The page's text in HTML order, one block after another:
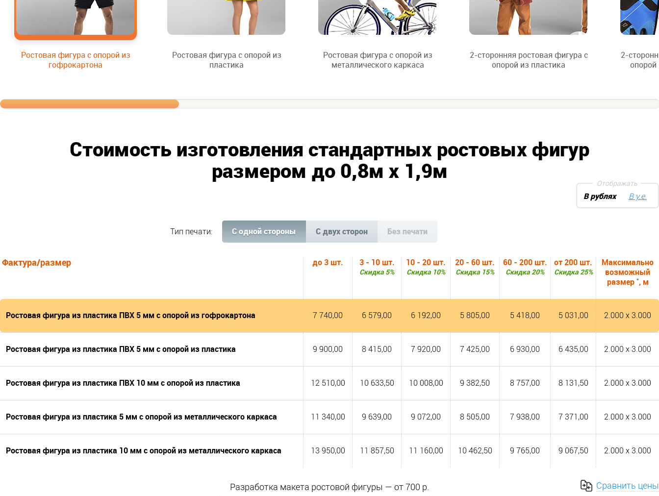
Ростовая фигура с опорой из
гофрокартона
Ростовая фигура с опорой из
пластика
Ростовая фигура с опорой из
металлического каркаса
2-сторонняя ростовая фигура с
опорой из пластика
2-
опорой
Стоимость изготовления стандартных ростовых фигур
размером до 0,8м х 1,9м
Тип печати: C одной стороны С двух сторон Без печати
В рублях В у.е.
Отображать
Фактура/размер до 3 шт. 3 - 10 шт.
Скидка 5%
10 - 20 шт.
Скидка 10%
20 - 60 шт.
Скидка 15%
60 - 200 шт.
Скидка 20%
от 200 шт.
Скидка 25%
Максимально
возможный
размер *, м
Ростовая фигура из пластика ПВХ 5 мм с опорой из гофрокартона 7 740,00 6 579,00 6 192,00 5 805,00 5 418,00 5 031,00 2.000 x 3.000
Ростовая фигура из пластика ПВХ 5 мм с опорой из пластика 9 900,00 8 415,00 7 920,00 7 425,00 6 930,00 6 435,00 2.000 x 3.000
Ростовая фигура из пластика ПВХ 10 мм с опорой из пластика 12 510,00 10 633,50 10 008,00 9 382,50 8 757,00 8 131,50 2.000 x 3.000
Ростовая фигура из пластика 5 мм с опорой из металлического каркаса 11 340,00 9 639,00 9 072,00 8 505,00 7 938,00 7 371,00 2.000 x 3.000
Ростовая фигура из пластика 10 мм с опорой из металлического каркаса 13 950,00 11 857,50 11 160,00 10 462,50 9 765,00 9 067,50 2.000 x 3.000
Разработка макета ростовой фигуры — от 700 р.
Сравнить цены